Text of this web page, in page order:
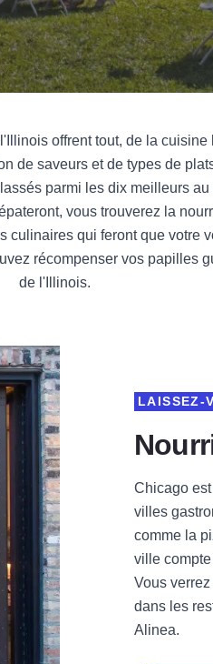
offrent tout, de la
de saveurs et de types de
parmi les dix meilleurs
vous trouverez la
culinaires qui feront que votre
récompenser vos papilles
de l'Illinois.
LAISSEZ-
Chicago
villes
comme la
ville
Vous
dans les
Alinea.